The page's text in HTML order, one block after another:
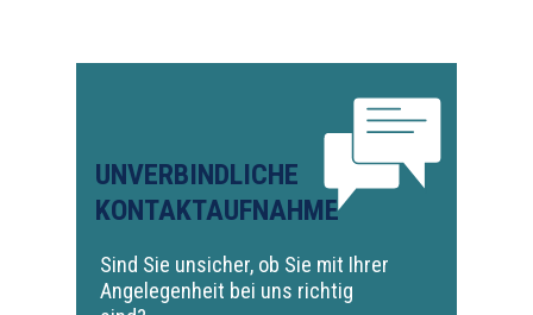
UNVERBINDLICHE
KONTAKTAUFNAHME
Sind Sie unsicher, ob Sie mit Ihrer
Angelegenheit bei uns richtig